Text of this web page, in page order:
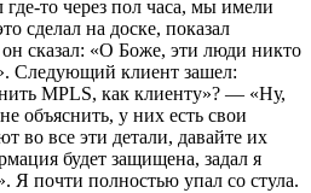
то через пол часа, мы имели
сделал на доске, показал
сказал: «О Боже, эти люди никто
Следующий клиент зашел:
MPLS, как клиенту»? — «Ну,
у них есть свои
во все эти детали, давайте их
будет защищена, задал я
Я почти полностью упал со стула.